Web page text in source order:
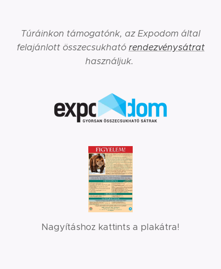
Túráinkon támogatónk, az Expodom által
felajánlott összecsukható rendezvénysátrat
használjuk.
Nagyításhoz kattints a plakátra!